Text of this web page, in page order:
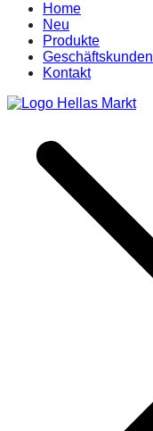
Home
Neu
Produkte
Geschäftskunden
Kontakt